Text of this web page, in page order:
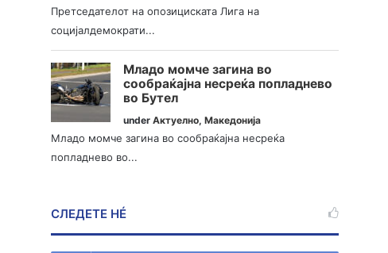
Претседателот на опозициската Лига на
социјалдемократи...
Младо момче загина во
сообраќајна несреќа попладнево
во Бутел
underАктуелно,Македонија
Младо момче загина во сообраќајна несреќа
попладнево во...
СЛЕДЕТЕ НÉ